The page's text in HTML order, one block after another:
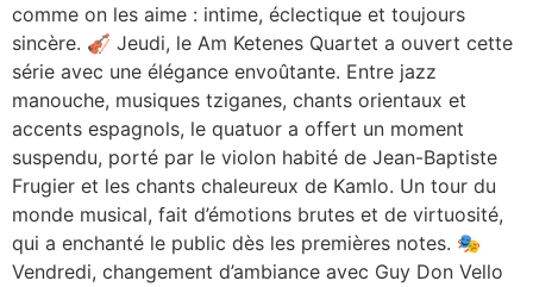
comme on les aime : intime, éclectique et toujours
sincère. 🎻 Jeudi, le Am Ketenes Quartet a ouvert cette
série avec une élégance envoûtante. Entre jazz
manouche, musiques tziganes, chants orientaux et
accents espagnols, le quatuor a offert un moment
suspendu, porté par le violon habité de Jean-Baptiste
Frugier et les chants chaleureux de Kamlo. Un tour du
monde musical, fait d’émotions brutes et de virtuosité,
qui a enchanté le public dès les premières notes. 🎭
Vendredi, changement d’ambiance avec Guy Don Vello